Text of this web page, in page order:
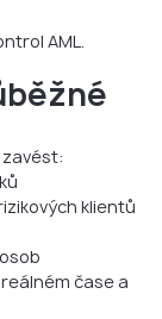
AML.
klientů
čase a